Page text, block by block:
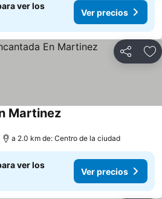
ver los
Ver precios
Compartir
Martinez
a 2.0 km de: Centro de la ciudad
ver los
Ver precios